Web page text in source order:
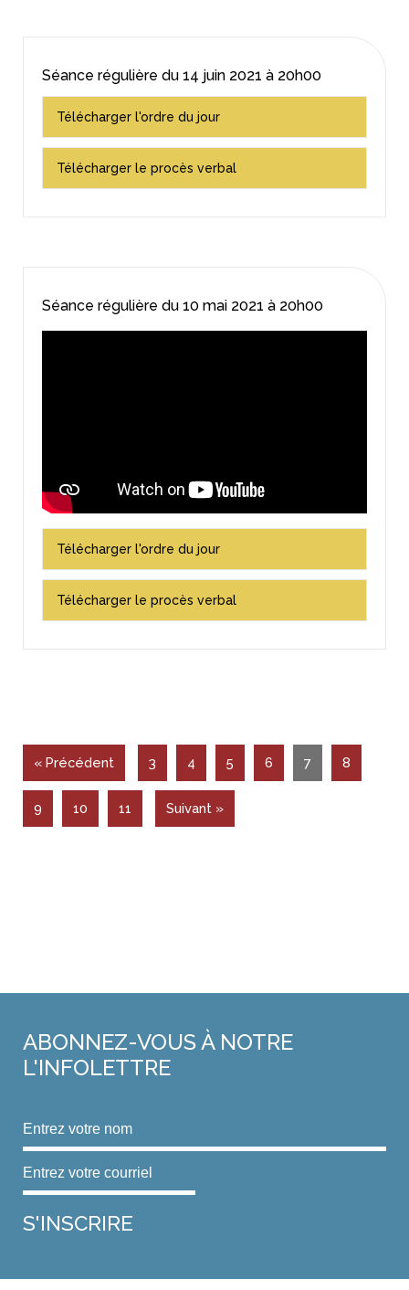
Séance régulière du 14 juin 2021 à 20h00
Télécharger l'ordre du jour
Télécharger le procès verbal
Séance régulière du 10 mai 2021 à 20h00
Télécharger l'ordre du jour
Télécharger le procès verbal
« Précédent 3 4 5 6 7 8
9 10 11 Suivant »
ABONNEZ-VOUS À NOTRE
L'INFOLETTRE